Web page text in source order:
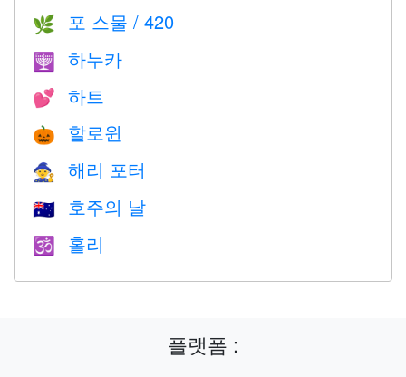
🌿 포 스물 / 420
🕎 하누카
💕 하트
🎃 할로윈
🧙 해리 포터
🇦🇺 호주의 날
🕉 홀리
플랫폼 :